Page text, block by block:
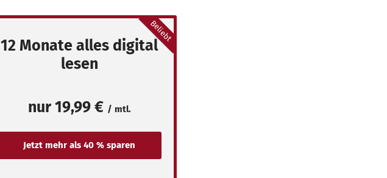
Beliebt
12 Monate alles digital
lesen
nur 19,99 € / mtl.